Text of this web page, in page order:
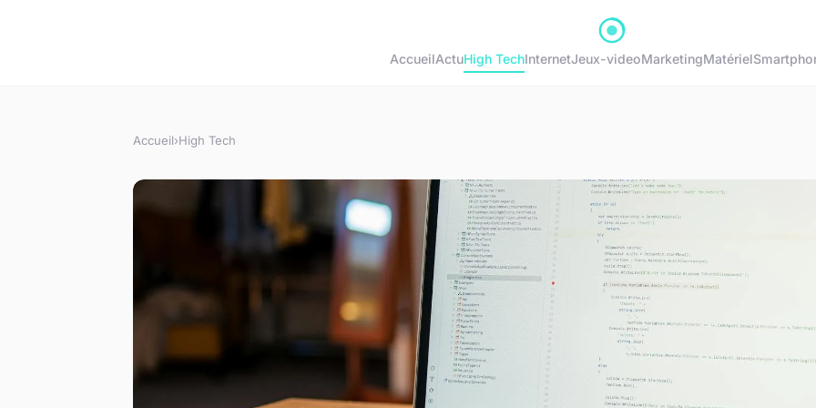
AccueilActuHigh TechInternetJeux-videoMarketingMatériel
Accueil›High Tech